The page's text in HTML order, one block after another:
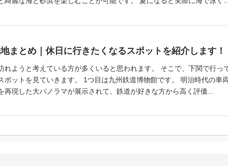
まとめ｜休日に行きたくなるスポットを紹介します！
と考えている方が多くいると思われます。 そこで、下関で行って
ます。 1つ目は九州鉄道博物館です。 明治時代の車両
再現した大パノラマが展示されて、鉄道が好きな方から高く評価...